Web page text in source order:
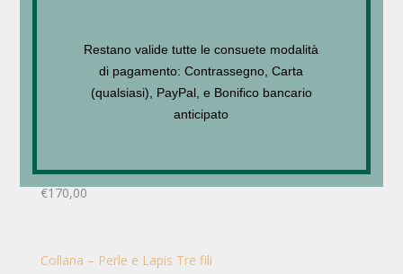
Collana – Perle Corallo chiaro
Collana – Perle e Lapis Tre fili
€170,00
Collana – Perle e Lapis Tre fili
Restano valide tutte le consuete modalità
di pagamento: Contrassegno, Carta
(qualsiasi), PayPal, e Bonifico bancario
anticipato